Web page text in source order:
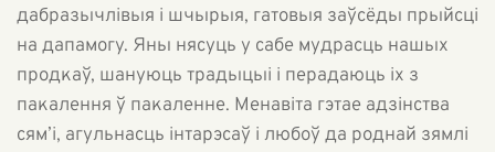
дабразычлівыя і шчырыя, гатовыя заўсёды прыйсці
на дапамогу. Яны нясуць у сабе мудрасць нашых
продкаў, шануюць традыцыі і перадаюць іх з
пакалення ў пакаленне. Менавіта гэтае адзінства
сям’і, агульнасць інтарэсаў і любоў да роднай зямлі